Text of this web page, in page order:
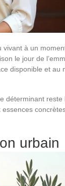
à un
le jour de
disponible et au
déterminant
urbain